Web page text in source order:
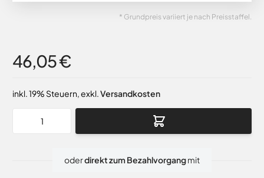
* Grundpreis variiert je nach Preisstaffel.
46,05 €
inkl. 19% Steuern,exkl.Versandkosten
oderdirekt zum Bezahlvorgangmit